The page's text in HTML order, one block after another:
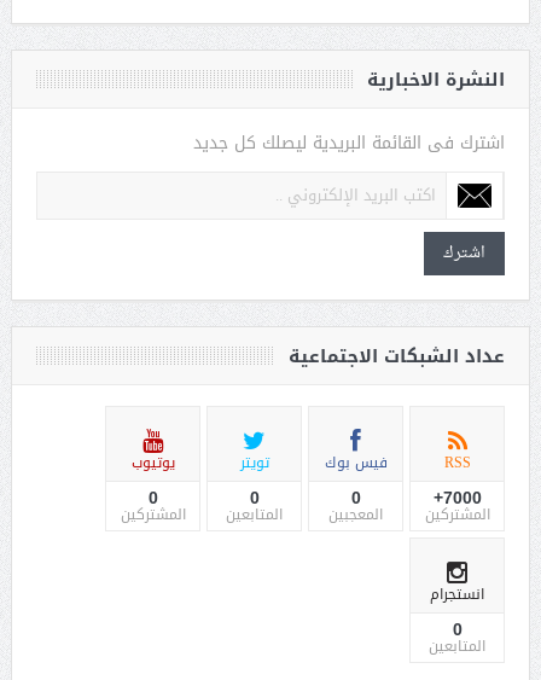
النشرة الاخبارية
اشترك فى القائمة البريدية ليصلك كل جديد
اشترك
عداد الشبكات الاجتماعية
RSS
7000+
المشتركين
فيس بوك
0
المعجبين
تويتر
0
المتابعين
يوتيوب
0
المشتركين
انستجرام
0
المتابعين